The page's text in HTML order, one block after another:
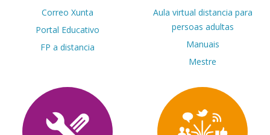
Correo Xunta
Portal Educativo
FP a distancia
Aula virtual distancia para
persoas adultas
Manuais
Mestre